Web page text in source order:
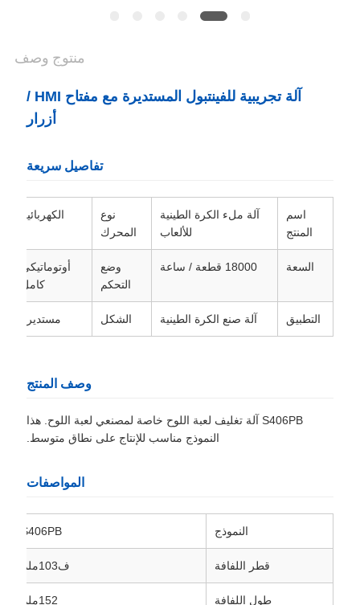
منتوج وصف
آلة تجريبية للفينتبول المستديرة مع مفتاح HMI /
أزرار
تفاصيل سريعة
اسم
المنتج
آلة ملء الكرة الطينية
للألعاب
نوع
المحرك
الكهربائية
السعة 18000 قطعة / ساعة
وضع
التحكم
أوتوماتيكي
كامل
التطبيق آلة صنع الكرة الطينية الشكل مستديرة
وصف المنتج
S406PB آلة تغليف لعبة اللوح خاصة لمصنعي لعبة اللوح. هذا
النموذج مناسب للإنتاج على نطاق متوسط.
المواصفات
النموذج S406PB
قطر اللفافة ف103ملم
طول اللفافة 152ملم